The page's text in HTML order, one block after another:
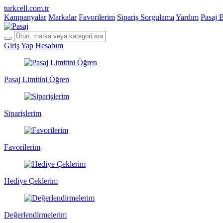
turkcell.com.tr
Kampanyalar Markalar Favorilerim Sipariş Sorgulama Yardım Pasaj
Giriş Yap Hesabım
Pasaj Limitini Öğren
Siparişlerim
Favorilerim
Hediye Çeklerim
Değerlendirmelerim